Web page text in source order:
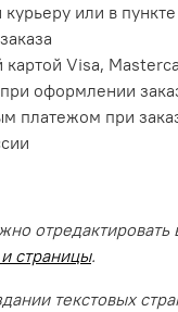
или в
картой Visa,
оформлении
платежом при
отредактировать
страницы.
текстовых